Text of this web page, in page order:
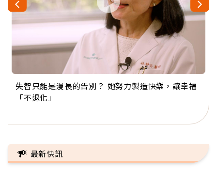
失智只能是漫長的告別？ 她努力製造快樂，讓幸福
「不退化」
來自剛果的巧克力神父 為台灣奉獻36年 「台灣是我
的家，我連作夢都講台語！」
63歲卸矽谷副總、搬回台灣找快樂！「蛋黃哥小
丑」走進安養院，逗樂上萬爺奶：退休後才開始真
104歲打破金氏世界紀錄 成為全球最年長羽球選
手，分享長壽的秘密原來是「這個」
事業巔峰他選擇追夢…黑手阿伯拉小提琴還登上小
巨蛋！連CNN都大讚！
最新快訊